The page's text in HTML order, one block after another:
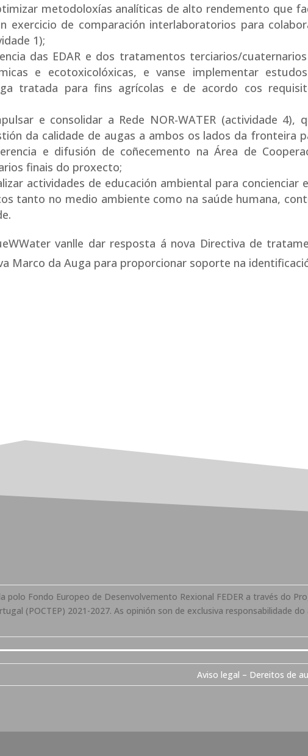
metodoloxías analíticas de alto rendemento que
exercicio de comparación interlaboratorios para
1);
das EDAR e dos tratamentos terciarios/
e ecotoxicolóxicas, e vanse implementar
tratada para fins agrícolas e de acordo cos
e consolidar a Rede NOR-WATER (actividade
da calidade de augas a ambos os lados da fronteira
e difusión de coñecemento na Área de
finais do proxecto;
actividades de educación ambiental para
tanto no medio ambiente como na saúde humana,
vanlle dar resposta á nova Directiva de
Marco da Auga para proporcionar soporte na
polo Fondo Europeo de Desenvolvemento Rexional FEDER a través do
(POCTEP) 2021-2027. As opinión son de exclusiva responsabilidade
Aviso legal – Dereitos de